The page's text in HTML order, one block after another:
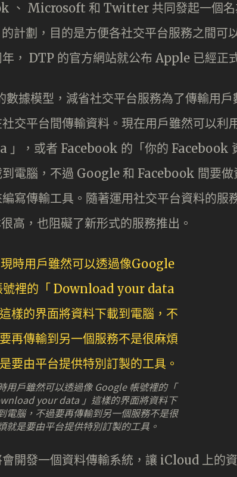
、 Microsoft 和 Twitter 共同發起一個
劃，目的是方便各社交平台服務之間可
， DTP 的官方網站就公布 Apple 已經正
據模型，減省社交平台服務為了傳輸用戶
交平台間傳輸資料。現在用戶雖然可以利
，或者 Facebook 的「你的 Facebook
電腦，不過 Google 和 Facebook 間要做
寫傳輸工具。隨著運用社交平台資料的服
高，也阻礙了新形式的服務推出。
用戶雖然可以透過像 Google 帳號裡的「
your data 」這樣的界面將資料下
電腦，不過要再傳輸到另一個服務不是很
就是要由平台提供特別訂製的工具。
開發一個資料傳輸系統，讓 iCloud 上的